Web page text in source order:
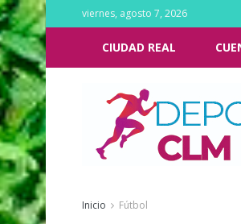
viernes, agosto 7, 2026
CIUDAD REAL
Inicio Fútbol